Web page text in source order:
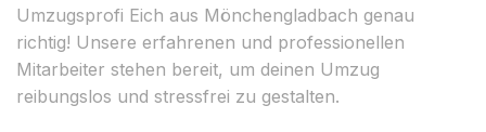
Umzugsprofi Eich aus Mönchengladbach genau
richtig! Unsere erfahrenen und professionellen
Mitarbeiter stehen bereit, um deinen Umzug
reibungslos und stressfrei zu gestalten.